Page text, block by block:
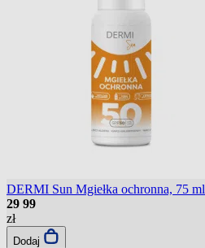
DERMI Sun Mgiełka ochronna, 75 ml
29 99
zł
Dodaj